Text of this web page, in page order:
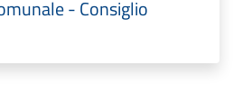
- Consiglio